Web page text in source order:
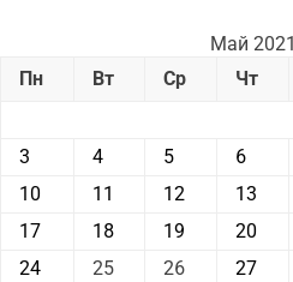
Май 2021
Пн
Вт Ср Чт
3
4 5 6
10
11 12 13
17
18 19 20
24
25 26 27